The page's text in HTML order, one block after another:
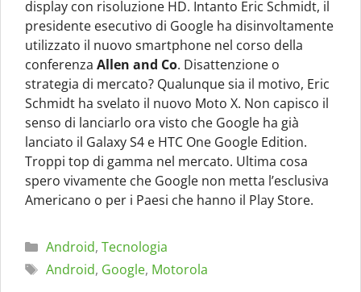
display con risoluzione HD. Intanto Eric Schmidt, il
presidente esecutivo di Google ha disinvoltamente
utilizzato il nuovo smartphone nel corso della
conferenza Allen and Co. Disattenzione o
strategia di mercato? Qualunque sia il motivo, Eric
Schmidt ha svelato il nuovo Moto X. Non capisco il
senso di lanciarlo ora visto che Google ha già
lanciato il Galaxy S4 e HTC One Google Edition.
Troppi top di gamma nel mercato. Ultima cosa
spero vivamente che Google non metta l’esclusiva
Americano o per i Paesi che hanno il Play Store.
Categorie
Android, Tecnologia
Tag
Android, Google, Motorola